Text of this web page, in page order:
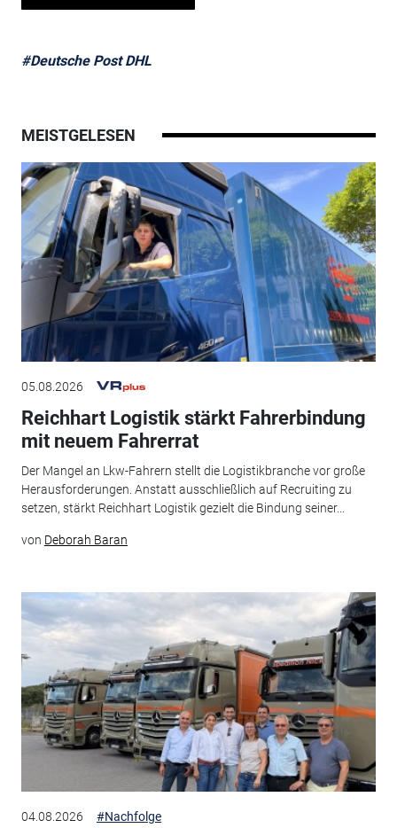
#Deutsche Post DHL
MEISTGELESEN
05.08.2026
Reichhart Logistik stärkt Fahrerbindung
mit neuem Fahrerrat
Der Mangel an Lkw-Fahrern stellt die Logistikbranche vor große
Herausforderungen. Anstatt ausschließlich auf Recruiting zu
setzen, stärkt Reichhart Logistik gezielt die Bindung seiner...
von Deborah Baran
04.08.2026 #Nachfolge